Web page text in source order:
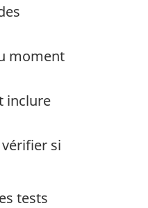
moment
inclure
si
tests